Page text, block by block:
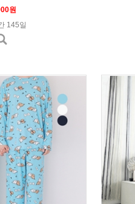
원
145일